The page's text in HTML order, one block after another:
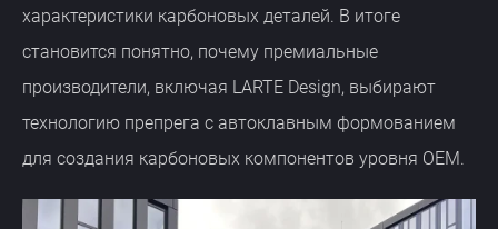
характеристики карбоновых деталей. В итоге
становится понятно, почему премиальные
производители, включая LARTE Design, выбирают
технологию препрега с автоклавным формованием
для создания карбоновых компонентов уровня OEM.